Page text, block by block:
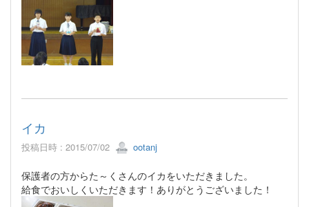
イカ
投稿日時 : 2015/07/02 ootanj
保護者の方からた～くさんのイカをいただきました。
給食でおいしくいただきます！ありがとうございました！